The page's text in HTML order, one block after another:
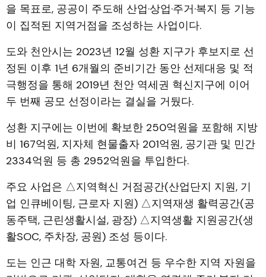
을 목표로, 공공이 주도해 산업·상업·주거·복지 등 기능
이 집적된 지역거점을 조성하는 사업이다.
도와 천안시는 2023년 12월 성환 지구가 후보지로 선
정된 이후 1년 6개월의 준비기간 동안 선제대응 및 적
극행정을 통해 2019년 천안 역세권 혁신지구에 이어
두 번째 공모 선정이라는 결실을 거뒀다.
성환 지구에는 이번에 확보한 250억원을 포함해 지방
비 167억원, 지자체 현물출자 201억원, 공기관 및 민간
2334억원 등 총 2952억원을 투입한다.
주요 사업은 △지역혁신 거점공간(산업단지 지원, 기
업 인큐베이팅, 근로자 지원) △지역재생 활력공간(공
동주택, 근린생활시설, 광장) △지역생활 지원공간(생
활SOC, 주차장, 공원) 조성 등이다.
도는 인근 대학 자원, 교통여건 등 우수한 지역 자원을